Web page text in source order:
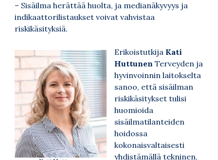
– Sisäilma herättää huolta, ja medianäkyvyys ja
indikaattorilistaukset voivat vahvistaa
riskikäsityksiä.
Erikoistutkija Kati
Huttunen Terveyden ja
hyvinvoinnin laitokselta
sanoo, että sisäilman
riskikäsitykset tulisi
huomioida
sisäilmatilanteiden
hoidossa
kokonaisvaltaisesti
yhdistämällä tekninen,